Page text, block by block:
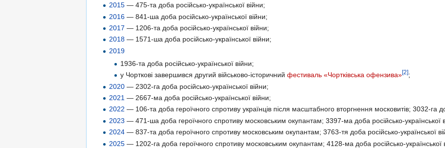
2015 — 475-та доба російсько-української війни;
2016 — 841-ша доба російсько-української війни;
2017 — 1206-та доба російсько-української війни;
2018 — 1571-ша доба російсько-української війни;
2019
1936-та доба російсько-української війни;
у Чорткові завершився другий військово-історичний фестиваль «Чортківська офензива»[2];
2020 — 2302-га доба російсько-української війни;
2021 — 2667-ма доба російсько-української війни;
2022 — 106-та доба героїчного спротиву українців після масштабного вторгнення московитів; 3032-га
2023 — 471-ша доба героїчного спротиву московським окупантам; 3397-ма доба російсько-української
2024 — 837-та доба героїчного спротиву московським окупантам; 3763-тя доба російсько-української
2025 — 1202-га доба героїчного спротиву московським окупантам; 4128-ма доба російсько-української